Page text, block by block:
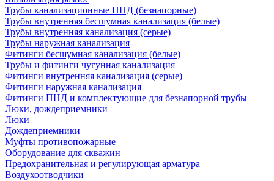
Трубы канализационные ПНД (безнапорные)
Трубы внутренняя бесшумная канализация (белые)
Трубы внутренняя канализация (серые)
Трубы наружная канализация
Фитинги бесшумная канализация (белые)
Трубы и фитинги чугунная канализация
Фитинги внутренняя канализация (серые)
Фитинги наружная канализация
Фитинги ПНД и комплектующие для безнапорной трубы
Люки, дождеприемники
Люки
Дождеприемники
Муфты противопожарные
Оборудование для скважин
Предохранительная и регулирующая арматура
Воздухоотводчики